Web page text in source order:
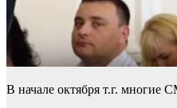
В начале октября т.г.